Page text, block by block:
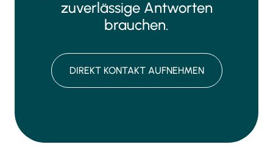
zuverlässige Antworten
brauchen.
DIREKT KONTAKT AUFNEHMEN